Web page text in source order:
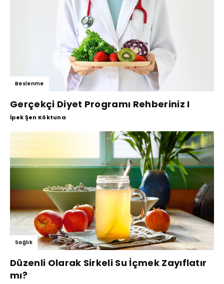
Beslenme
Gerçekçi Diyet Programı Rehberiniz I
İpek Şen Köktuna
Sağlık
Düzenli Olarak Sirkeli Su İçmek Zayıflatır
mı?